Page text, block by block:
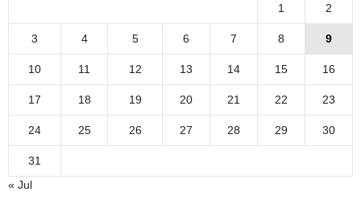
1 2
3 4 5 6 7 8 9
10 11 12 13 14 15 16
17 18 19 20 21 22 23
24 25 26 27 28 29 30
31
« Jul